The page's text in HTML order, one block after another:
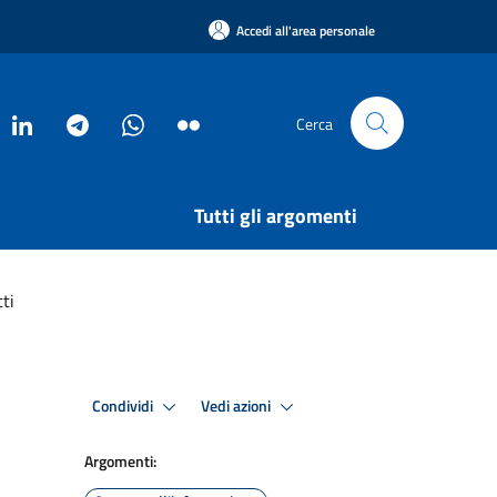
Accedi all'area personale
Cerca
Tutti gli argomenti
Condividi Vedi azioni
Argomenti: